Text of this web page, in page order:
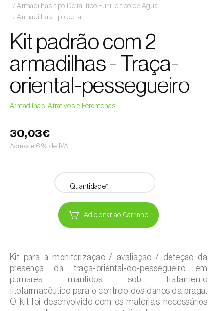
Armadilhas tipo Delta, tipo Funil e tipo de Água
Armadilhas tipo delta
Kit padrão com 2
armadilhas - Traça-
oriental-pessegueiro
Armadilhas, Atrativos e Feromonas
30,03€
Acresce 6% de IVA
Quantidade*
Adicionar ao Carrinho
Kit para a monitorização / avaliação / deteção da
presença da traça-oriental-do-pessegueiro em
pomares mantidos sob tratamento
fitofarmacêutico para o controlo dos danos da praga.
O kit foi desenvolvido com os materiais necessários